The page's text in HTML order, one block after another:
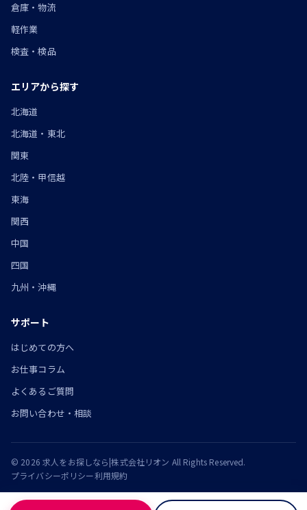
倉庫・物流
軽作業
検査・検品
エリアから探す
北海道
北海道・東北
関東
北陸・甲信越
東海
関西
中国
四国
九州・沖縄
サポート
はじめての方へ
お仕事コラム
よくあるご質問
お問い合わせ・相談
© 2026 求人をお探しなら|株式会社リオン All Rights Reserved.
プライバシーポリシー利用規約